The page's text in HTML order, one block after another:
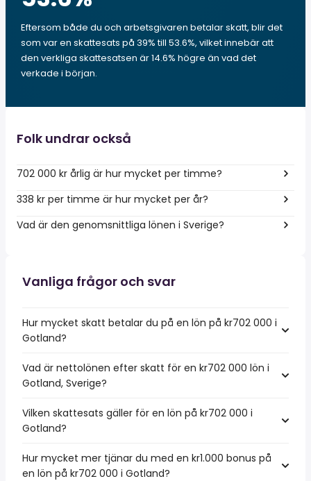
Eftersom både du och arbetsgivaren betalar skatt, blir det
som var en skattesats på 39% till 53.6%, vilket innebär att
den verkliga skattesatsen är 14.6% högre än vad det
verkade i början.
Folk undrar också
702 000 kr årlig är hur mycket per timme?
338 kr per timme är hur mycket per år?
Vad är den genomsnittliga lönen i Sverige?
Vanliga frågor och svar
Hur mycket skatt betalar du på en lön på kr702 000 i
Gotland?
Vad är nettolönen efter skatt för en kr702 000 lön i
Gotland, Sverige?
Vilken skattesats gäller för en lön på kr702 000 i
Gotland?
Hur mycket mer tjänar du med en kr1.000 bonus på
en lön på kr702 000 i Gotland?